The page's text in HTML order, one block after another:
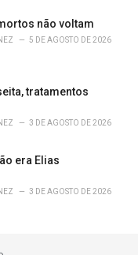
não voltam
5 DE AGOSTO DE 2026
tratamentos
3 DE AGOSTO DE 2026
era Elias
3 DE AGOSTO DE 2026